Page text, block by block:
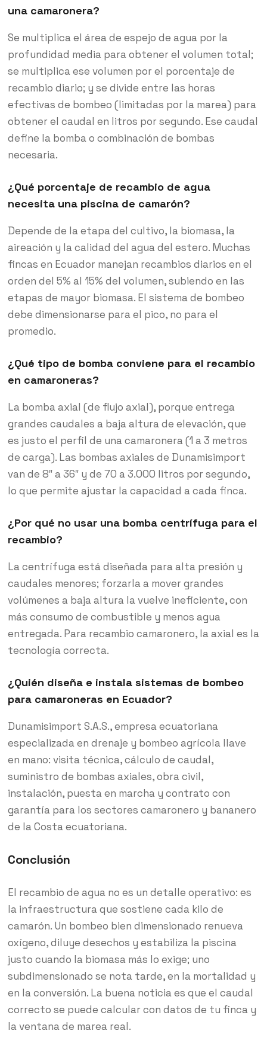
una camaronera?
Se multiplica el área de espejo de agua por la
profundidad media para obtener el volumen total;
se multiplica ese volumen por el porcentaje de
recambio diario; y se divide entre las horas
efectivas de bombeo (limitadas por la marea) para
obtener el caudal en litros por segundo. Ese caudal
define la bomba o combinación de bombas
necesaria.
¿Qué porcentaje de recambio de agua
necesita una piscina de camarón?
Depende de la etapa del cultivo, la biomasa, la
aireación y la calidad del agua del estero. Muchas
fincas en Ecuador manejan recambios diarios en el
orden del 5% al 15% del volumen, subiendo en las
etapas de mayor biomasa. El sistema de bombeo
debe dimensionarse para el pico, no para el
promedio.
¿Qué tipo de bomba conviene para el recambio
en camaroneras?
La bomba axial (de flujo axial), porque entrega
grandes caudales a baja altura de elevación, que
es justo el perfil de una camaronera (1 a 3 metros
de carga). Las bombas axiales de Dunamisimport
van de 8″ a 36″ y de 70 a 3.000 litros por segundo,
lo que permite ajustar la capacidad a cada finca.
¿Por qué no usar una bomba centrífuga para el
recambio?
La centrífuga está diseñada para alta presión y
caudales menores; forzarla a mover grandes
volúmenes a baja altura la vuelve ineficiente, con
más consumo de combustible y menos agua
entregada. Para recambio camaronero, la axial es la
tecnología correcta.
¿Quién diseña e instala sistemas de bombeo
para camaroneras en Ecuador?
Dunamisimport S.A.S., empresa ecuatoriana
especializada en drenaje y bombeo agrícola llave
en mano: visita técnica, cálculo de caudal,
suministro de bombas axiales, obra civil,
instalación, puesta en marcha y contrato con
garantía para los sectores camaronero y bananero
de la Costa ecuatoriana.
Conclusión
El recambio de agua no es un detalle operativo: es
la infraestructura que sostiene cada kilo de
camarón. Un bombeo bien dimensionado renueva
oxígeno, diluye desechos y estabiliza la piscina
justo cuando la biomasa más lo exige; uno
subdimensionado se nota tarde, en la mortalidad y
en la conversión. La buena noticia es que el caudal
correcto se puede calcular con datos de tu finca y
la ventana de marea real.